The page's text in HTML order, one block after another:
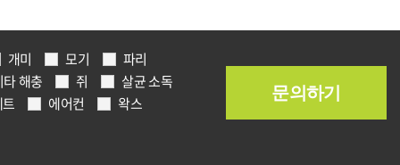
개미 모기
파리
타 해충
쥐
살균 소독
에어컨 왁스